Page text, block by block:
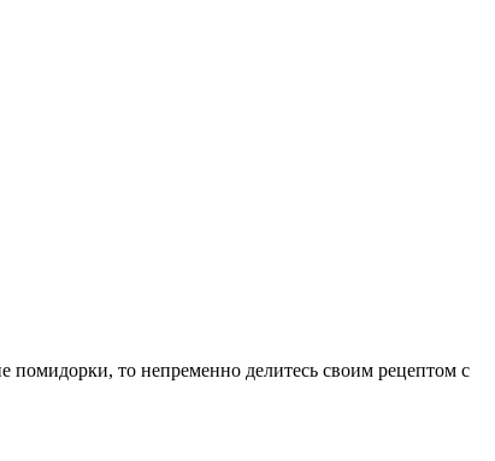
помидорки, то непременно делитесь своим рецептом с